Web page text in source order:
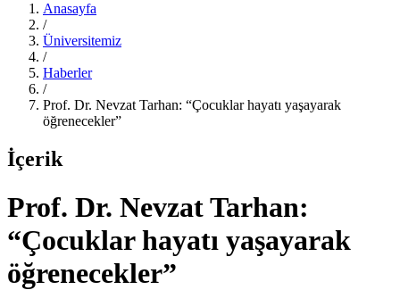
Anasayfa
/
Üniversitemiz
/
Haberler
/
Prof. Dr. Nevzat Tarhan: “Çocuklar hayatı yaşayarak
öğrenecekler”
İçerik
Prof. Dr. Nevzat Tarhan:
“Çocuklar hayatı yaşayarak
öğrenecekler”